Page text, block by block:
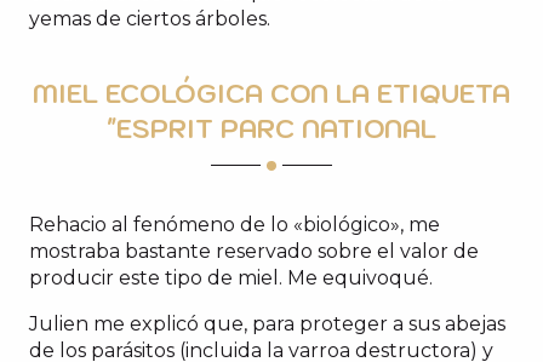
yemas de ciertos árboles.
MIEL ECOLÓGICA CON LA ETIQUETA
"ESPRIT PARC NATIONAL
Rehacio al fenómeno de lo «biológico», me
mostraba bastante reservado sobre el valor de
producir este tipo de miel. Me equivoqué.
Julien me explicó que, para proteger a sus abejas
de los parásitos (incluida la varroa destructora) y